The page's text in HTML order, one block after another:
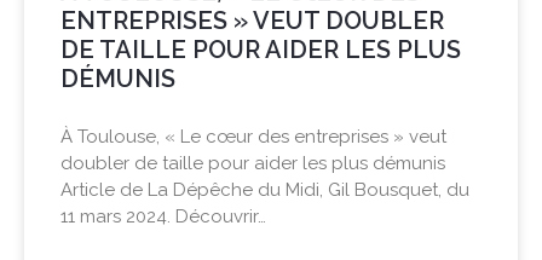
ENTREPRISES » VEUT DOUBLER
DE TAILLE POUR AIDER LES PLUS
DÉMUNIS
À Toulouse, « Le cœur des entreprises » veut
doubler de taille pour aider les plus démunis
Article de La Dépêche du Midi, Gil Bousquet, du
11 mars 2024. Découvrir…